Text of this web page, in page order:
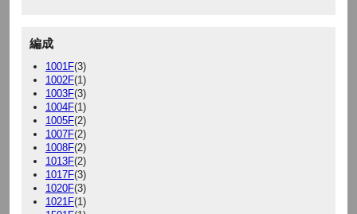
編成
1001F(3)
1002F(1)
1003F(3)
1004F(1)
1005F(2)
1007F(2)
1008F(2)
1013F(2)
1017F(3)
1020F(3)
1021F(1)